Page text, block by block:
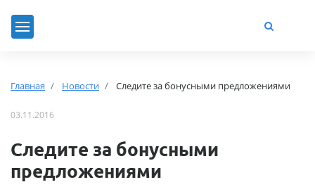
Главная Новости Следите за бонусными предложениями
03.11.2016
Следите за бонусными
предложениями